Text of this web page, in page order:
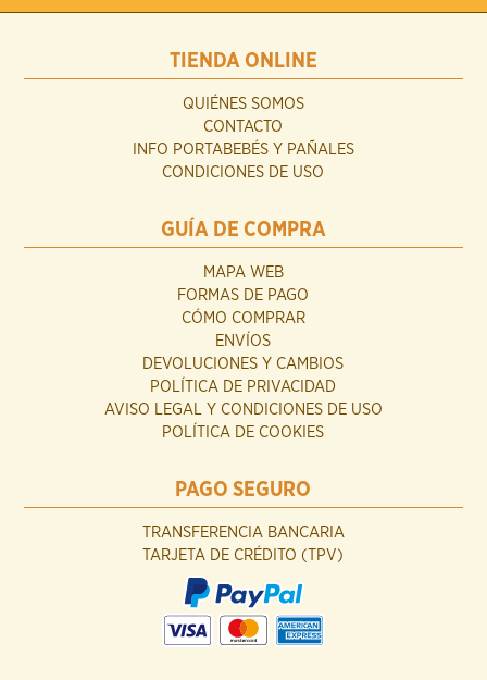
TIENDA ONLINE
QUIÉNES SOMOS
CONTACTO
INFO PORTABEBÉS Y PAÑALES
CONDICIONES DE USO
GUÍA DE COMPRA
MAPA WEB
FORMAS DE PAGO
CÓMO COMPRAR
ENVÍOS
DEVOLUCIONES Y CAMBIOS
POLÍTICA DE PRIVACIDAD
AVISO LEGAL Y CONDICIONES DE USO
POLÍTICA DE COOKIES
PAGO SEGURO
TRANSFERENCIA BANCARIA
TARJETA DE CRÉDITO (TPV)